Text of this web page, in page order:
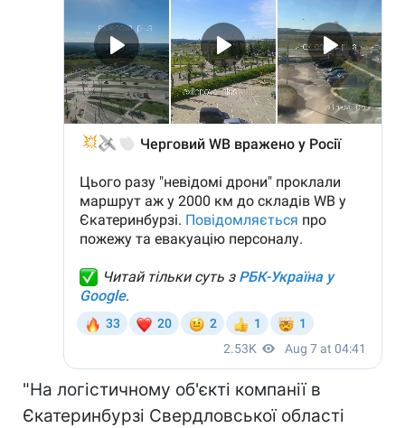
"На логістичному об'єкті компанії в
Єкатеринбурзі Свердловської області